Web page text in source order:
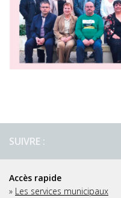
SUIVRE :
Accès rapide
» Les services municipaux